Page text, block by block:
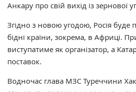
Анкару про свій вихід із зернової
Згідно з новою угодою, Росія буде
бідні країни, зокрема, в Африці.
виступатиме як організатор, а
поставок.
Водночас глава МЗС Туреччини